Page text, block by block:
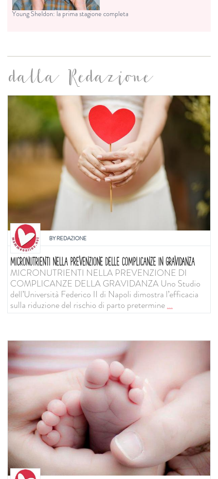
Young Sheldon: la prima stagione completa
dalla Redazione
BYREDAZIONE
MICRONUTRIENTI NELLA PREVENZIONE DELLE COMPLICANZE IN GRAVIDANZA
MICRONUTRIENTI NELLA PREVENZIONE DI
COMPLICANZE DELLA GRAVIDANZA Uno Studio
dell’Università Federico II di Napoli dimostra l’efficacia
sulla riduzione del rischio di parto pretermine...